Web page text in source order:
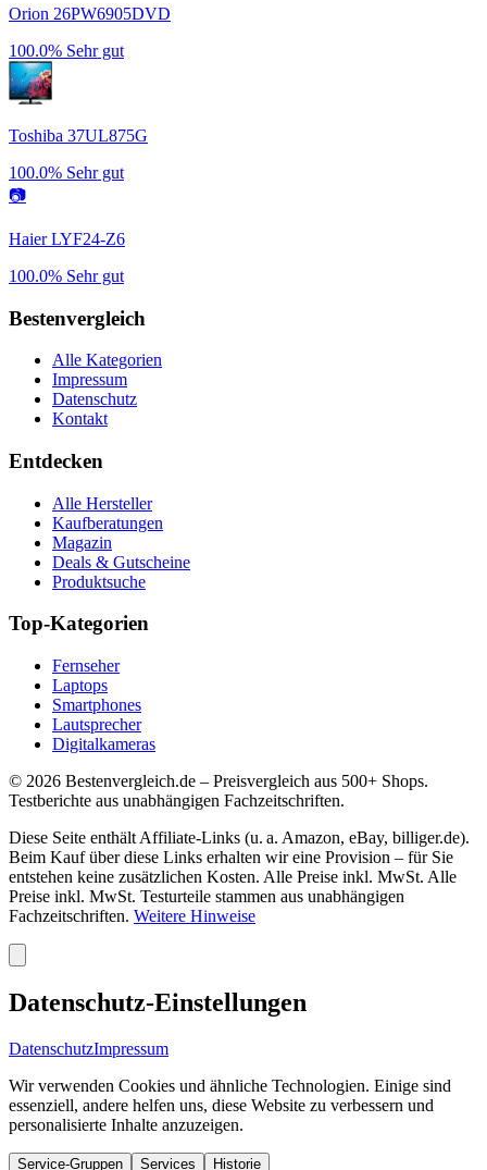
Orion 26PW6905DVD
100.0% Sehr gut
Toshiba 37UL875G
100.0% Sehr gut
📷
Haier LYF24-Z6
100.0% Sehr gut
Bestenvergleich
Alle Kategorien
Impressum
Datenschutz
Kontakt
Entdecken
Alle Hersteller
Kaufberatungen
Magazin
Deals & Gutscheine
Produktsuche
Top-Kategorien
Fernseher
Laptops
Smartphones
Lautsprecher
Digitalkameras
© 2026 Bestenvergleich.de – Preisvergleich aus 500+ Shops.
Testberichte aus unabhängigen Fachzeitschriften.
Diese Seite enthält Affiliate-Links (u. a. Amazon, eBay, billiger.de).
Beim Kauf über diese Links erhalten wir eine Provision – für Sie
entstehen keine zusätzlichen Kosten. Alle Preise inkl. MwSt. Alle
Preise inkl. MwSt. Testurteile stammen aus unabhängigen
Fachzeitschriften. Weitere Hinweise
Datenschutz-Einstellungen
DatenschutzImpressum
Wir verwenden Cookies und ähnliche Technologien. Einige sind
essenziell, andere helfen uns, diese Website zu verbessern und
personalisierte Inhalte anzuzeigen.
Service-Gruppen Services Historie